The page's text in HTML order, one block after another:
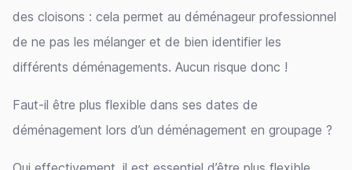
des cloisons : cela permet au déménageur professionnel
de ne pas les mélanger et de bien identifier les
différents déménagements. Aucun risque donc !
Faut-il être plus flexible dans ses dates de
déménagement lors d’un déménagement en groupage ?